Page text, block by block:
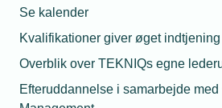
Se kalender
Kvalifikationer giver øget indtjening
Overblik over TEKNIQs egne
Efteruddannelse i samarbejde